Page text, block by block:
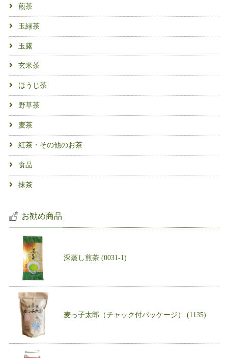
煎茶
玉緑茶
玉露
玄米茶
ほうじ茶
野草茶
麦茶
紅茶・その他のお茶
食品
抹茶
お勧め商品
深蒸し煎茶 (0031-1)
麦っ子太郎（チャック付パッケージ） (1135)